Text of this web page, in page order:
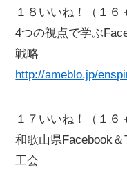
１８いいね！（１６
4つの視点で学ぶ
戦略
http://ameblo.jp/
１７いいね！（１６
和歌山県Facebook
工会